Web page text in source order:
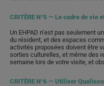
CRITÈRE N°5 — Le cadre de vie
Un EHPAD n’est pas seulement
du résident, et des espaces
activités proposées doivent être
sorties culturelles, et même des
semaine lors de votre visite, et
CRITÈRE N°6 — Utiliser